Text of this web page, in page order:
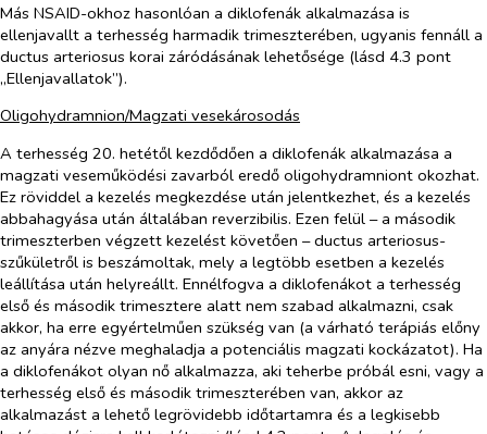
Más NSAID-okhoz hasonlóan a diklofenák alkalmazása is
ellenjavallt a terhesség harmadik trimeszterében, ugyanis fennáll a
ductus arteriosus korai záródásának lehetősége (lásd 4.3 pont
„Ellenjavallatok”).
Oligohydramnion/Magzati vesekárosodás
A terhesség 20. hetétől kezdődően a diklofenák alkalmazása a
magzati veseműködési zavarból eredő oligohydramniont okozhat.
Ez röviddel a kezelés megkezdése után jelentkezhet, és a kezelés
abbahagyása után általában reverzibilis. Ezen felül – a második
trimeszterben végzett kezelést követően – ductus arteriosus-
szűkületről is beszámoltak, mely a legtöbb esetben a kezelés
leállítása után helyreállt. Ennélfogva a diklofenákot a terhesség
első és második trimesztere alatt nem szabad alkalmazni, csak
akkor, ha erre egyértelműen szükség van (a várható terápiás előny
az anyára nézve meghaladja a potenciális magzati kockázatot). Ha
a diklofenákot olyan nő alkalmazza, aki teherbe próbál esni, vagy a
terhesség első és második trimeszterében van, akkor az
alkalmazást a lehető legrövidebb időtartamra és a legkisebb